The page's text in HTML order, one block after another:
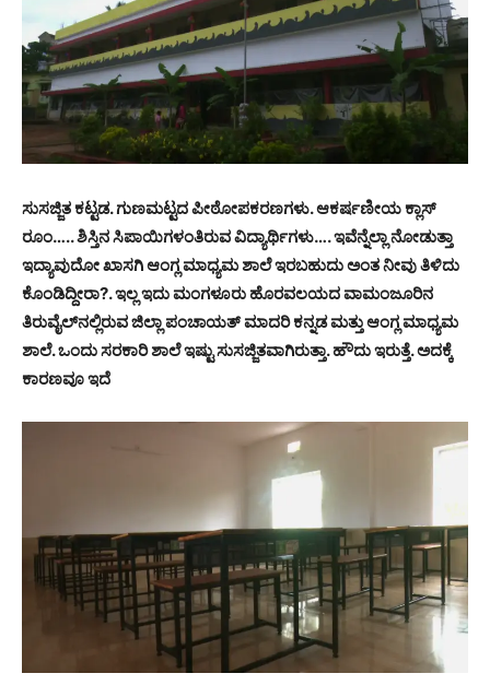
ಸುಸಜ್ಜಿತ ಕಟ್ಟಡ. ಗುಣಮಟ್ಟದ ಪೀಠೋಪಕರಣಗಳು. ಆಕರ್ಷಣೀಯ ಕ್ಲಾಸ್
ರೂಂ….. ಶಿಸ್ತಿನ ಸಿಪಾಯಿಗಳಂತಿರುವ ವಿದ್ಯಾರ್ಥಿಗಳು…. ಇವೆನ್ನೆಲ್ಲಾ ನೋಡುತ್ತಾ
ಇದ್ಯಾವುದೋ ಖಾಸಗಿ ಆಂಗ್ಲ ಮಾಧ್ಯಮ ಶಾಲೆ ಇರಬಹುದು ಅಂತ ನೀವು ತಿಳಿದು
ಕೊಂಡಿದ್ದೀರಾ?. ಇಲ್ಲ ಇದು ಮಂಗಳೂರು ಹೊರವಲಯದ ವಾಮಂಜೂರಿನ
ತಿರುವೈಲ್‍ನಲ್ಲಿರುವ ಜಿಲ್ಲಾ ಪಂಚಾಯತ್ ಮಾದರಿ ಕನ್ನಡ ಮತ್ತು ಆಂಗ್ಲ ಮಾಧ್ಯಮ
ಶಾಲೆ. ಒಂದು ಸರಕಾರಿ ಶಾಲೆ ಇಷ್ಟು ಸುಸಜ್ಜಿತವಾಗಿರುತ್ತಾ. ಹೌದು ಇರುತ್ತೆ. ಅದಕ್ಕೆ
ಕಾರಣವೂ ಇದೆ